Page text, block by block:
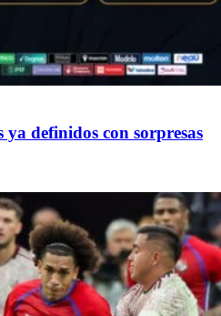
definidos con sorpresas